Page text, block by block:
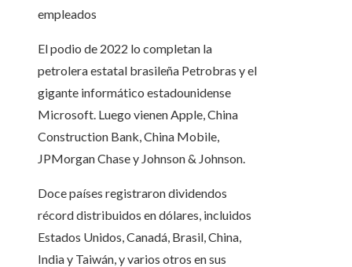
empleados
El podio de 2022 lo completan la
petrolera estatal brasileña Petrobras y el
gigante informático estadounidense
Microsoft. Luego vienen Apple, China
Construction Bank, China Mobile,
JPMorgan Chase y Johnson & Johnson.
Doce países registraron dividendos
récord distribuidos en dólares, incluidos
Estados Unidos, Canadá, Brasil, China,
India y Taiwán, y varios otros en sus